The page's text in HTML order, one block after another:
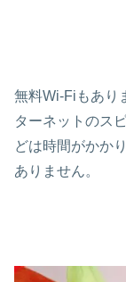
無料Wi-Fiもあり
ターネットのス
どは時間がかか
ありません。